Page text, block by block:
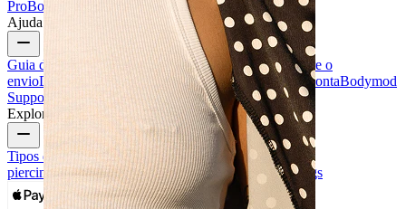
ProBodymod CreatorsAvaliações Bodymod
Ajuda e informações
Guia de tamanhos Seguir encomenda Informações sobre o
envioDevolução e cancelamentoPagamentoA minha contaBodymod
Support
Explore
Tipos de joias para piercingsMateriais das joias para
piercings Problemas Comuns e Cuidados com Piercings